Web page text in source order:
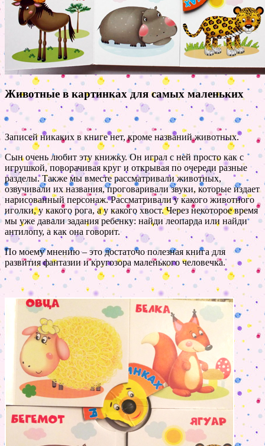
Животные в картинках для самых маленьких
Записей никаких в книге нет, кроме названий животных.
Сын очень любит эту книжку. Он играл с ней просто как с
игрушкой, поворачивая круг и открывая по очереди разные
разделы. Также мы вместе рассматривали животных,
озвучивали их названия, проговаривали звуки, которые издает
нарисованный персонаж. Рассматривали у какого животного
иголки, у какого рога, а у какого хвост. Через некоторое время
мы уже давали задания ребенку: найди леопарда или найди
антилопу, а как она говорит.
По моему мнению – это достаточо полезная книга для
развития фантазии и кругозора маленького человечка.